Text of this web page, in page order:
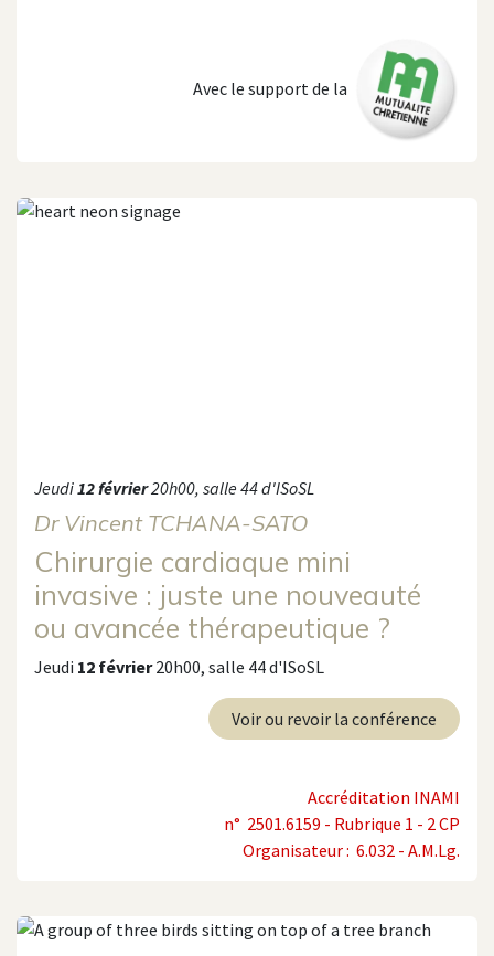
Avec le support de la
Jeudi12 février20h00, salle 44 d'ISoSL
Dr Vincent TCHANA-SATO
Chirurgie cardiaque mini
invasive : juste une nouveauté
ou avancée thérapeutique ?
Jeudi 12 février20h00, salle 44 d'ISoSL
Voir ou revoir la conférence
Accréditation INAMI
n° 2501.6159 - Rubrique 1 - 2 CP
Organisateur : 6.032 - A.M.Lg.